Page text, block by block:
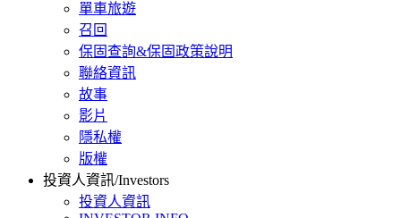
單車旅遊
召回
保固查詢&保固政策說明
聯絡資訊
故事
影片
隱私權
版權
投資人資訊/Investors
投資人資訊